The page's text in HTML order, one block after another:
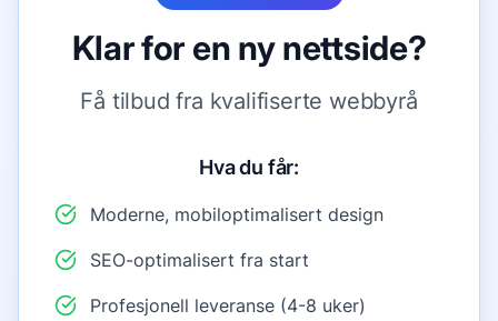
Klar for en ny nettside?
Få tilbud fra kvalifiserte webbyrå
Hva du får:
Moderne, mobiloptimalisert design
SEO-optimalisert fra start
Profesjonell leveranse (4-8 uker)